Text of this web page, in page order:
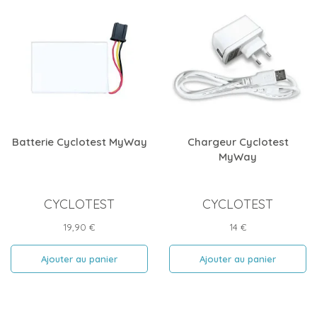
Batterie Cyclotest MyWay
CYCLOTEST
Prix
19,90 €
Ajouter au panier
Chargeur Cyclotest
MyWay
CYCLOTEST
Prix
14 €
Ajouter au panier